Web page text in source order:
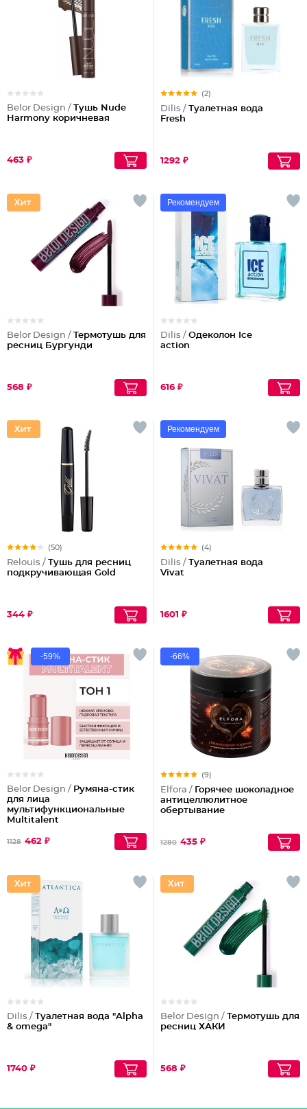
Belor Design / Тушь Nude
Harmony коричневая
463 ₽
(2)
Dilis / Туалетная вода
Fresh
1292 ₽
Belor Design / Термотушь для
ресниц Бургунди
568 ₽
Рекомендуем
Dilis / Одеколон Ice
action
616 ₽
(50)
Relouis / Тушь для ресниц
подкручивающая Gold
344 ₽
Рекомендуем
(4)
Dilis / Туалетная вода
Vivat
1601 ₽
-59%
Belor Design / Румяна-стик
для лица
мультифункциональные
Multitalent
1128 462 ₽
-66%
(9)
Elfora / Горячее шоколадное
антицеллюлитное
обертывание
1280 435 ₽
Dilis / Туалетная вода "Alpha
& omega"
1740 ₽
Belor Design / Термотушь для
ресниц ХАКИ
568 ₽